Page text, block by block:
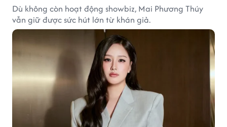
Dù không còn hoạt động showbiz, Mai Phương Thúy
vẫn giữ được sức hút lớn từ khán giả.